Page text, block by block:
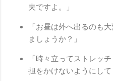
夫ですよ。」
「お昼は外へ出るのも
ましょうか？」
「時々立ってストレッ
担をかけないようにして